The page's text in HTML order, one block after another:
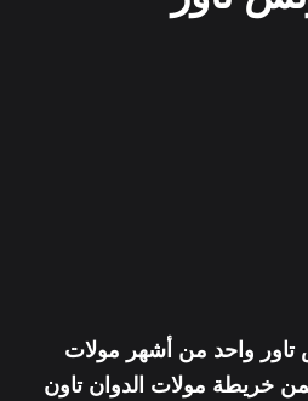
تاور واحد من أشهر مولات
خريطة مولات الدوان تاون